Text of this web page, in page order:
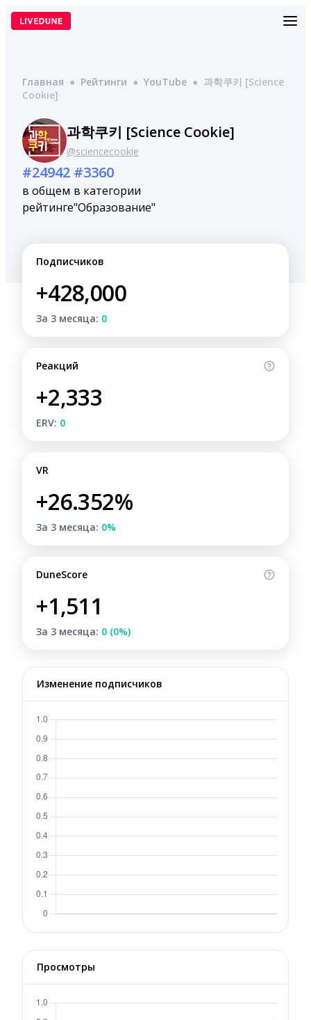
Перейти
Главная ● Рейтинги ● YouTube ● 과학쿠키 [Science
Cookie]
과학쿠키 [Science Cookie]
@sciencecookie
#24942
в общем
рейтинге
#3360
в категории
"Образование"
Подписчиков
+428,000
За 3 месяца: 0
Реакций
+2,333
ERV: 0
VR
+26.352%
За 3 месяца: 0%
DuneScore
+1,511
За 3 месяца: 0 (0%)
Изменение подписчиков
Просмотры